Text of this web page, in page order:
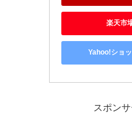
楽天市
Yahoo!ショ
スポン